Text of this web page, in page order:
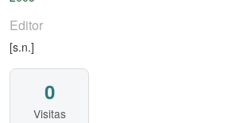
Editor
[s.n.]
0
Visitas